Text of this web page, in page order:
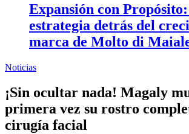
Expansión con
estrategia detrás del
marca de Molto di
Noticias
¡Sin ocultar nada! Magaly
primera vez su rostro
cirugía facial